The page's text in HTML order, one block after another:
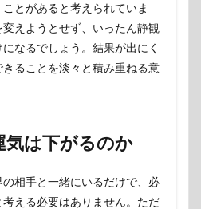
とがあると考えられていま
えようとせず、いったん静観
なるでしょう。結果が出にく
ることを淡々と積み重ねる意
気は下がるのか
相手と一緒にいるだけで、必
える必要はありません。ただ